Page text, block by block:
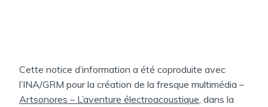
Cette notice d’information a été coproduite avec
l’INA/GRM pour la création de la fresque multimédia –
Artsonores – L’aventure électroacoustique , dans la